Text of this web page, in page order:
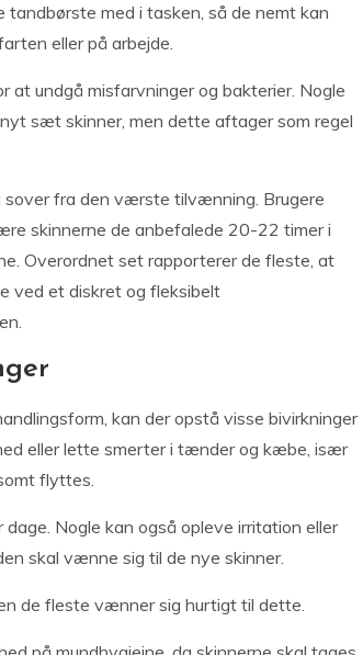
med i tasken, så de nemt kan
eller på arbejde.
undgå misfarvninger og bakterier. Nogle
sæt skinner, men dette aftager som regel
fra den værste tilvænning. Brugere
skinnerne de anbefalede 20-22 timer i
Overordnet set rapporterer de fleste, at
ved et diskret og fleksibelt
kan der opstå visse bivirkninger
eller lette smerter i tænder og kæbe, især
flyttes.
Nogle kan også opleve irritation eller
skal vænne sig til de nye skinner.
de fleste vænner sig hurtigt til dette.